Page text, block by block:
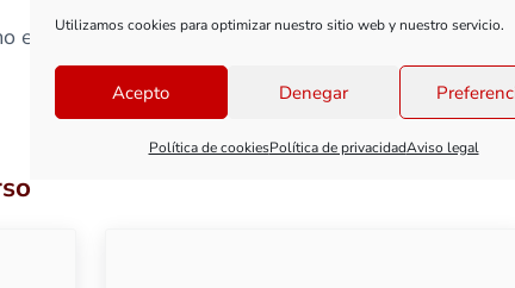
Utilizamos cookies para optimizar nuestro sitio web y nuestro servicio.
Acepto Denegar
Política de cookiesPolítica de privacidadAviso legal
estas escenas aumentan muchísimo su realismo